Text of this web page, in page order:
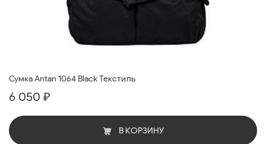
Сумка Antan 1064 Black Текстиль
6 050 ₽
В КОРЗИНУ